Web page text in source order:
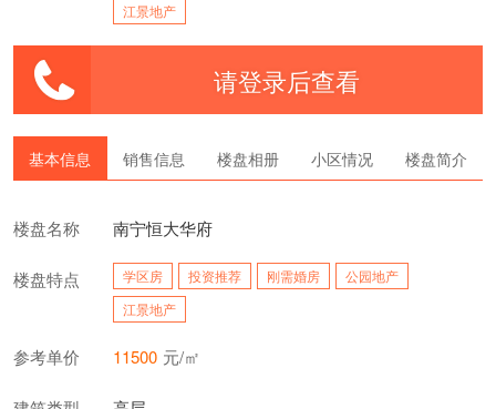
江景地产
请登录后查看
基本信息 销售信息 楼盘相册 小区情况 楼盘简介
楼盘名称 南宁恒大华府
楼盘特点 学区房 投资推荐 刚需婚房
公园地产
江景地产
参考单价 11500 元/㎡